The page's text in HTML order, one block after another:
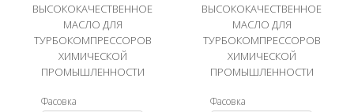
ВЫСОКОКАЧЕСТВЕННОЕ
МАСЛО ДЛЯ
ТУРБОКОМПРЕССОРОВ
ХИМИЧЕСКОЙ
ПРОМЫШЛЕННОСТИ
Фасовка
ВЫСОКОКАЧЕСТВЕННОЕ
МАСЛО ДЛЯ
ТУРБОКОМПРЕССОРОВ
ХИМИЧЕСКОЙ
ПРОМЫШЛЕННОСТИ
Фасовка